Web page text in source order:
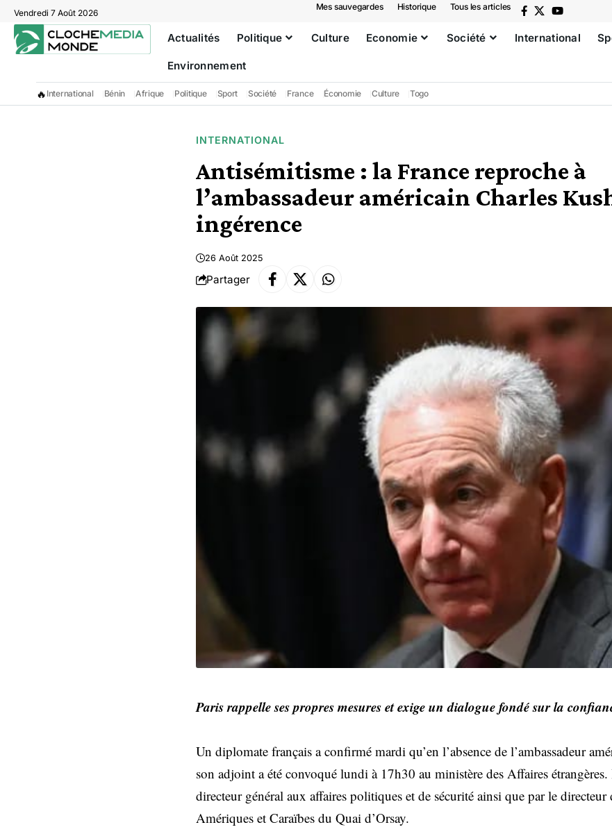
Vendredi 7 Août 2026
Mes sauvegardes Historique Tous les articles
Actualités Politique Culture Economie Société International
Environnement
🔥 International Bénin Afrique Politique Sport Société France Économie Culture Togo
INTERNATIONAL
Antisémitisme : la France reproche à
l’ambassadeur américain Charles
ingérence
26 Août 2025
Partager
Paris rappelle ses propres mesures et exige un dialogue fondé sur la
Un diplomate français a confirmé mardi qu’en l’absence de l’ambassadeur
son adjoint a été convoqué lundi à 17h30 au ministère des Affaires
directeur général aux affaires politiques et de sécurité ainsi que par le directeur
Amériques et Caraïbes du Quai d’Orsay.